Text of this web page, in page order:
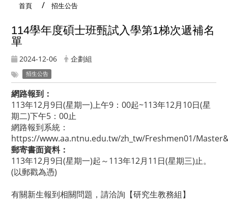
首頁 招生公告
114學年度碩士班甄試入學第1梯次遞補名
單
2024-12-06 企劃組
招生公告
網路報到：
113年12月9日(星期一)上午9：00起~113年12月10日(星
期二)下午5：00止
網路報到系統：
https://www.aa.ntnu.edu.tw/zh_tw/Freshmen01/
郵寄書面資料：
113年12月9日(星期一)起～113年12月11日(星期三)止。
(以郵戳為憑)
有關新生報到相關問題，請洽詢【研究生教務組】